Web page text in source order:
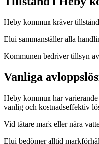
Heby kommun kräver
Elui sammanställer alla
Kommunen bedriver tillsyn
Vanliga
Heby kommun har
vanlig och kostnadseffektiv
Vid tätare mark eller nära
Elui bedömer alltid